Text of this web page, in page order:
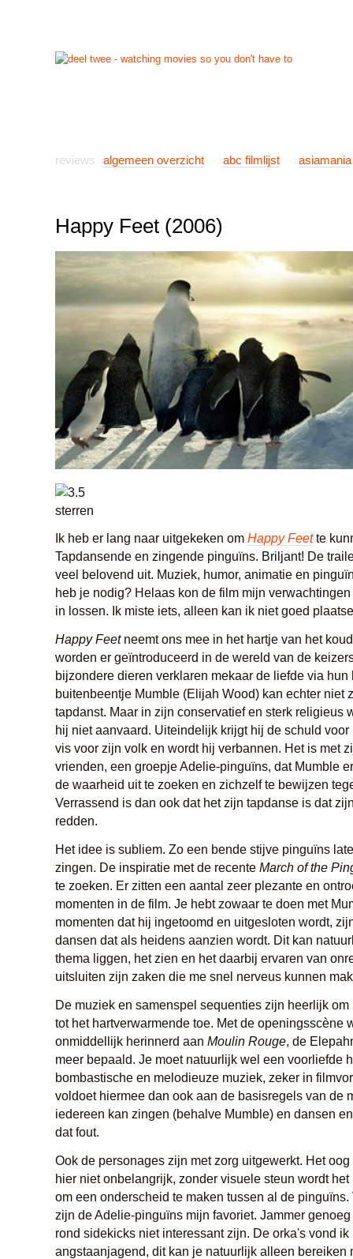
reviews algemeen overzicht abc filmlijst asiamania
Happy Feet (2006)
Ik heb er lang naar uitgekeken om Happy Feette
Tapdansende en zingende pinguïns. Briljant! De
veel belovend uit. Muziek, humor, animatie en
heb je nodig? Helaas kon de film mijn
in lossen. Ik miste iets, alleen kan ik niet goed
Happy Feetneemt ons mee in het hartje van het
worden er geïntroduceerd in de wereld van de
bijzondere dieren verklaren mekaar de liefde via hun
buitenbeentje Mumble (Elijah Wood) kan echter niet
tapdanst. Maar in zijn conservatief en sterk religieus
hij niet aanvaard. Uiteindelijk krijgt hij de schuld voor
vis voor zijn volk en wordt hij verbannen. Het is met
vrienden, een groepje Adelie-pinguïns, dat Mumble
de waarheid uit te zoeken en zichzelf te bewijzen
Verrassend is dan ook dat het zijn tapdanse is dat
redden.
Het idee is subliem. Zo een bende stijve pinguïns
zingen. De inspiratie met de recente March of the
te zoeken. Er zitten een aantal zeer plezante en
momenten in de film. Je hebt zowaar te doen met
momenten dat hij ingetoomd en uitgesloten wordt,
dansen dat als heidens aanzien wordt. Dit kan
thema liggen, het zien en het daarbij ervaren van
uitsluiten zijn zaken die me snel nerveus kunnen
De muziek en samenspel sequenties zijn heerlijk om
tot het hartverwarmende toe. Met de openingsscène
onmiddellijk herinnerd aan Moulin Rouge, de
meer bepaald. Je moet natuurlijk wel een voorliefde
bombastische en melodieuze muziek, zeker in
voldoet hiermee dan ook aan de basisregels van de
iedereen kan zingen (behalve Mumble) en dansen
dat fout.
Ook de personages zijn met zorg uitgewerkt. Het
hier niet onbelangrijk, zonder visuele steun wordt
om een onderscheid te maken tussen al de
zijn de Adelie-pinguïns mijn favoriet. Jammer
rond sidekicks niet interessant zijn. De orka's vond ik
angstaanjagend, dit kan je natuurlijk alleen bereiken